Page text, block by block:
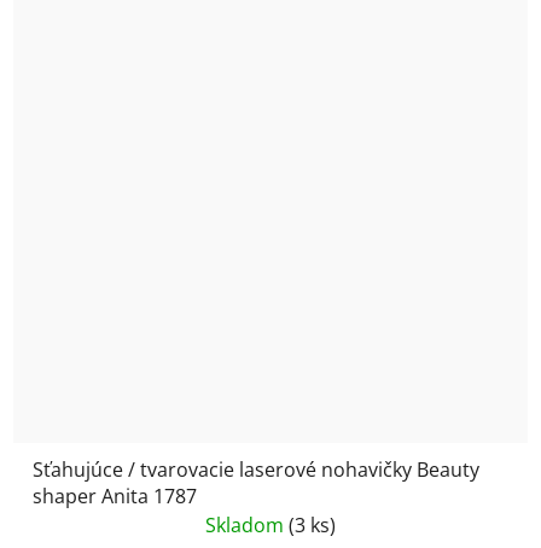
Sťahujúce / tvarovacie laserové nohavičky Beauty
shaper Anita 1787
Skladom (3 ks)